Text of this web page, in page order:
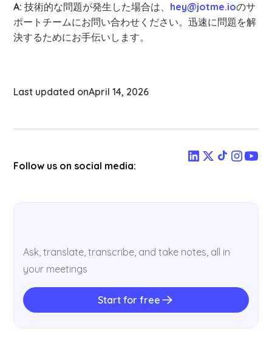
A: 技術的な問題が発生した場合は、 hey@jotme.ioのサ
ポートチームにお問い合わせください。迅速に問題を解
決するためにお手伝いします。
Last updated onApril 14, 2026
Follow us on social media:
Ask, translate, transcribe, and take notes, all in
your meetings
Start for free